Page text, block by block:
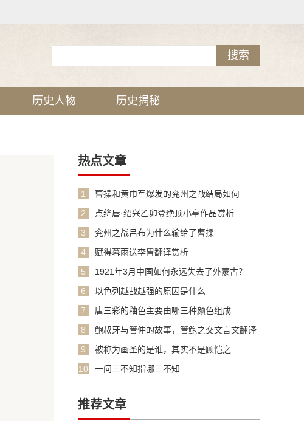
历史人物 历史揭秘
热点文章
1
曹操和黄巾军爆发的兖州之战结局如何
2
点绛唇·绍兴乙卯登绝顶小亭作品赏析
3
兖州之战吕布为什么输给了曹操
4
赋得暮雨送李胄翻译赏析
5
1921年3月中国如何永远失去了外蒙古？
6
以色列越战越强的原因是什么
7
唐三彩的釉色主要由哪三种颜色组成
8
鲍叔牙与管仲的故事，管鲍之交文言文翻译
9
被称为画圣的是谁，其实不是顾恺之
10
一问三不知指哪三不知
推荐文章